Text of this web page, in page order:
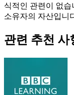
식적인 관련이 없
소유자의 자산입니
관련 추천 사